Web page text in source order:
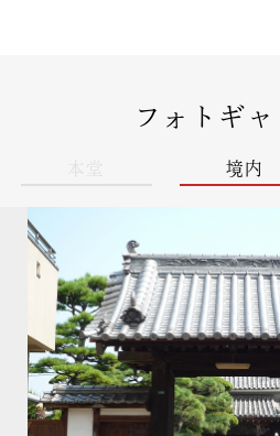
フォトギ
境内